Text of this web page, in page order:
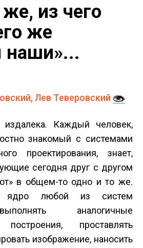
из чего
же
наши»...
Лев Теверовский
Каждый человек,
знакомый с системами
проектирования, знает,
сегодня друг с другом
в общем-то одно и то же.
ядро любой из систем
аналогичные
построения, проставлять
изображение, наносить